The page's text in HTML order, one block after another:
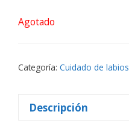
Agotado
Categoría: Cuidado de labios
Descripción